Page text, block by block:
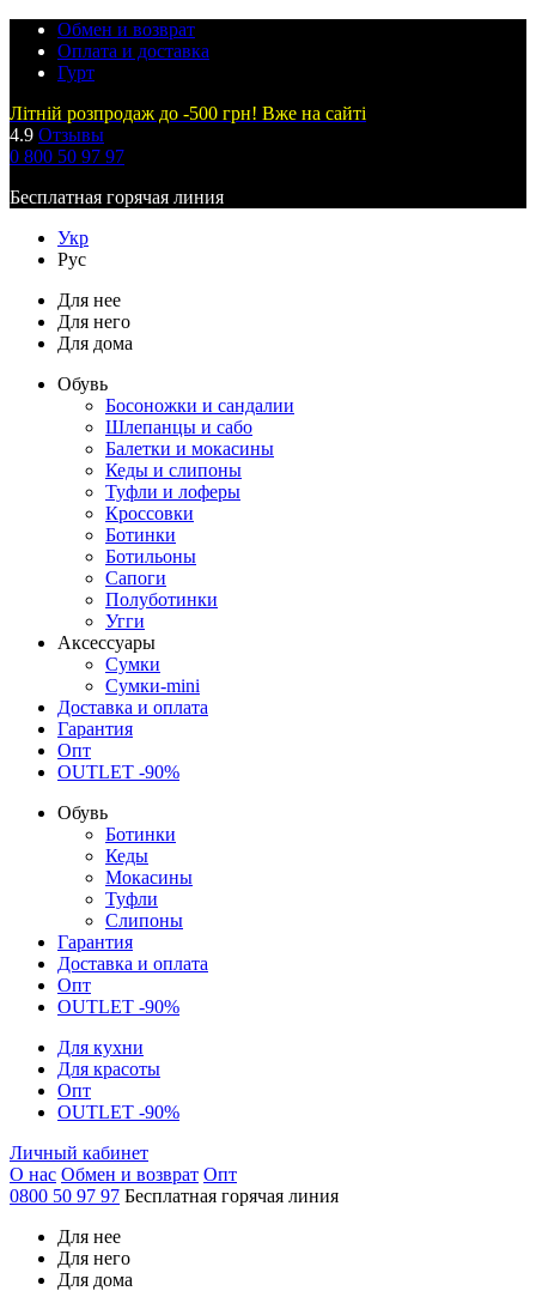
Обмен и возврат
Оплата и доставка
Гурт
Літній розпродаж до -500 грн! Вже на сайті
4.9 Отзывы
0 800 50 97 97
Бесплатная горячая линия
Укр
Рус
Для нее
Для него
Для дома
Обувь
Босоножки и сандалии
Шлепанцы и сабо
Балетки и мокасины
Кеды и слипоны
Туфли и лоферы
Кроссовки
Ботинки
Ботильоны
Сапоги
Полуботинки
Угги
Аксессуары
Сумки
Сумки-mini
Доставка и оплата
Гарантия
Опт
OUTLET -90%
Обувь
Ботинки
Кеды
Мокасины
Туфли
Слипоны
Гарантия
Доставка и оплата
Опт
OUTLET -90%
Для кухни
Для красоты
Опт
OUTLET -90%
Личный кабинет
О нас Обмен и возврат Опт
0800 50 97 97 Бесплатная горячая линия
Для нее
Для него
Для дома